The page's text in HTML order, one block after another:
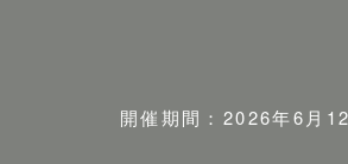
開催期間：2026年6月